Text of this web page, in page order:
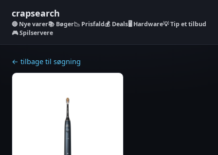
crapsearch
Nye varer📚 Bøger📉 Prisfald💰 Deals🖥️ Hardware💡 Tip et tilbud
🎮 Spilservere
← tilbage til søgning